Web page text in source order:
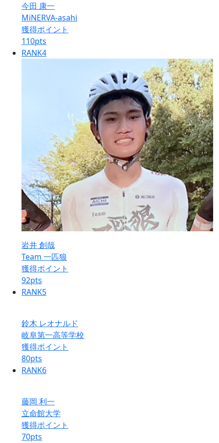
今田 康一
MiNERVA-asahi
獲得ポイント
110pts
RANK4
岩井 創哉
Team 一匹狼
獲得ポイント
92pts
RANK5
鈴木 レオナルド
岐阜第一高等学校
獲得ポイント
80pts
RANK6
藤岡 利一
立命館大学
獲得ポイント
70pts